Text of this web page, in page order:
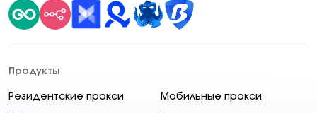
Продукты
Резидентские прокси Мобильные прокси